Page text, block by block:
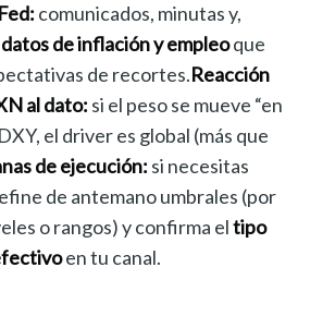
comunicados, minutas y,
datos de inflación y empleoque
de recortes.Reacción
al dato: si el peso se mueve “en
el driver es global (más que
de ejecución: si necesitas
de antemano umbrales (por
o rangos) y confirma eltipo
en tu canal.